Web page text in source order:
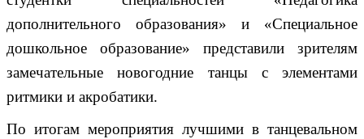
дополнительного образования» и «Специальное
дошкольное образование» представили зрителям
замечательные новогодние танцы с элементами
ритмики и акробатики.
По итогам мероприятия лучшими в танцевальном